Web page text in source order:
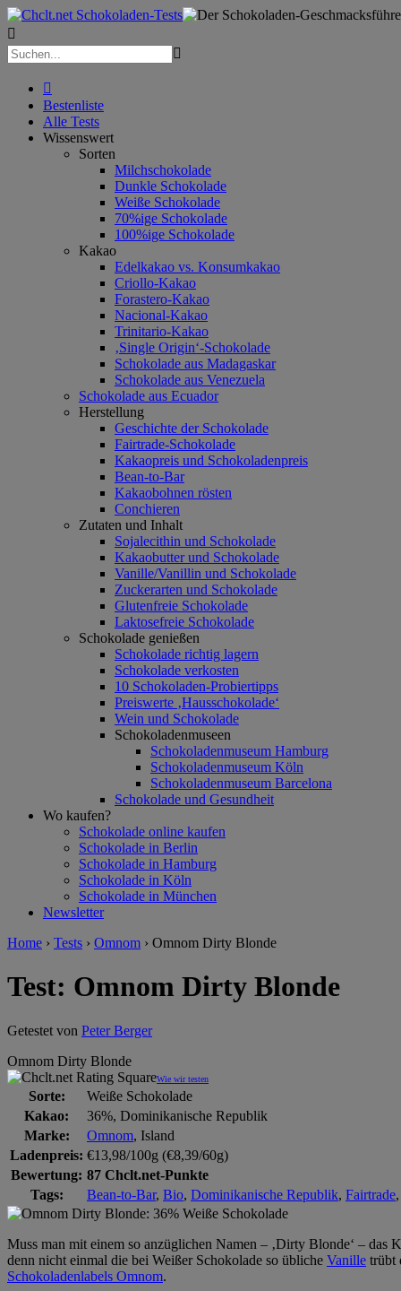



Bestenliste
Alle Tests
Wissenswert
Sorten
Milchschokolade
Dunkle Schokolade
Weiße Schokolade
70%ige Schokolade
100%ige Schokolade
Kakao
Edelkakao vs. Konsumkakao
Criollo-Kakao
Forastero-Kakao
Nacional-Kakao
Trinitario-Kakao
‚Single Origin‘-Schokolade
Schokolade aus Madagaskar
Schokolade aus Venezuela
Schokolade aus Ecuador
Herstellung
Geschichte der Schokolade
Fairtrade-Schokolade
Kakaopreis und Schokoladenpreis
Bean-to-Bar
Kakaobohnen rösten
Conchieren
Zutaten und Inhalt
Sojalecithin und Schokolade
Kakaobutter und Schokolade
Vanille/Vanillin und Schokolade
Zuckerarten und Schokolade
Glutenfreie Schokolade
Laktosefreie Schokolade
Schokolade genießen
Schokolade richtig lagern
Schokolade verkosten
10 Schokoladen-Probiertipps
Preiswerte ‚Hausschokolade‘
Wein und Schokolade
Schokoladenmuseen
Schokoladenmuseum Hamburg
Schokoladenmuseum Köln
Schokoladenmuseum Barcelona
Schokolade und Gesundheit
Wo kaufen?
Schokolade online kaufen
Schokolade in Berlin
Schokolade in Hamburg
Schokolade in Köln
Schokolade in München
Newsletter
Home › Tests › Omnom › Omnom Dirty Blonde
Test: Omnom Dirty Blonde
Getestet von Peter Berger
Omnom Dirty Blonde
Wie wir testen
Sorte:
Weiße Schokolade
Kakao:
36%, Dominikanische Republik
Marke:
Omnom, Island
Ladenpreis: €13,98/100g (€8,39/60g)
Bewertung: 87 Chclt.net-Punkte
Tags:
Bean-to-Bar, Bio, Dominikanische Republik, Fairtrade,
Muss man mit einem so anzüglichen Namen – ‚Dirty Blonde‘ –
denn nicht einmal die bei Weißer Schokolade so übliche Vanille trübt
Schokoladenlabels Omnom.